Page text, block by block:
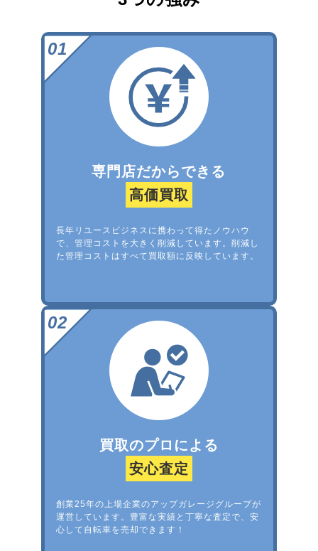
専門店だからできる
高価買取
長年リユースビジネスに携わって得たノウハウ
で、管理コストを大きく削減しています。削減し
た管理コストはすべて買取額に反映しています。
買取のプロによる
安心査定
創業25年の上場企業のアップガレージグループが
運営しています。豊富な実績と丁寧な査定で、安
心して自転車を売却できます！